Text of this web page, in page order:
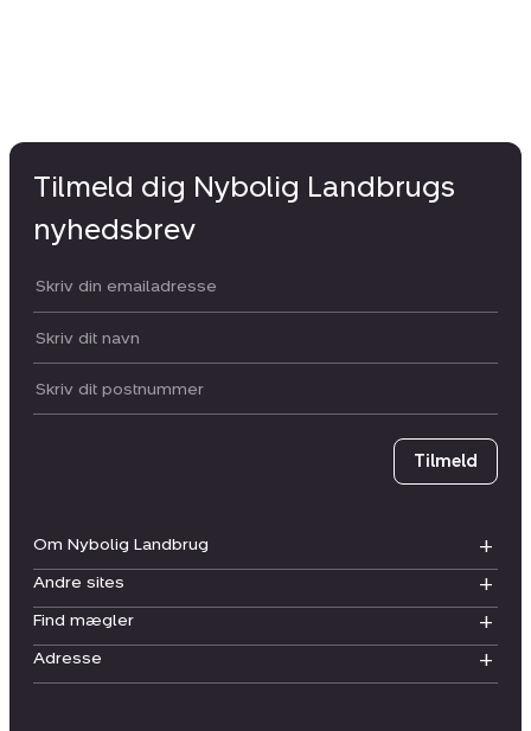
Om Nybolig Landbrug
Andre sites
Find mægler
Adresse
Tilmeld dig Nybolig Landbrugs
nyhedsbrev
Din email:
Dit navn:
Postnummer
Tilmeld